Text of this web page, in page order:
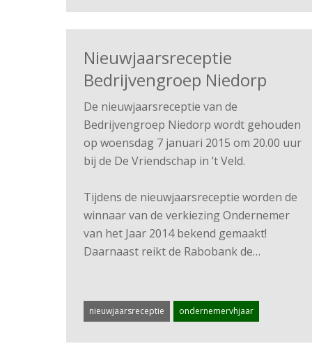
Nieuwjaarsreceptie
Bedrijvengroep Niedorp
De nieuwjaarsreceptie van de
Bedrijvengroep Niedorp wordt gehouden
op woensdag 7 januari 2015 om 20.00 uur
bij de De Vriendschap in ’t Veld.
Tijdens de nieuwjaarsreceptie worden de
winnaar van de verkiezing Ondernemer
van het Jaar 2014 bekend gemaakt!
Daarnaast reikt de Rabobank de…
nieuwjaarsreceptie ondernemervhjaar